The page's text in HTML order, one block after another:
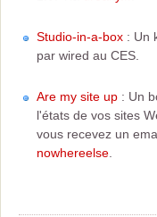
Studio-in-a-box : Un
par wired au CES.
Are my site up : Un
l'états de vos sites
vous recevez un
nowhereelse